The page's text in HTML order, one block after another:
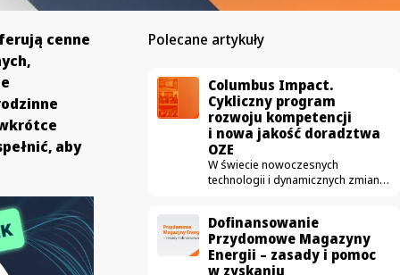
cenne
aby
Polecane artykuły
Columbus Impact.
Cykliczny program
rozwoju kompetencji
i nowa jakość doradztwa
OZE
W świecie nowoczesnych
technologii i dynamicznych zmian
potrzebuje czegoś więcej niż
tylko dobrych produktów.
Potrzebuje bezkompromisowej
merytoryki. W Columbus Energy
Dofinansowanie
Przydomowe Magazyny
Energii – zasady i pomoc
w zyskaniu